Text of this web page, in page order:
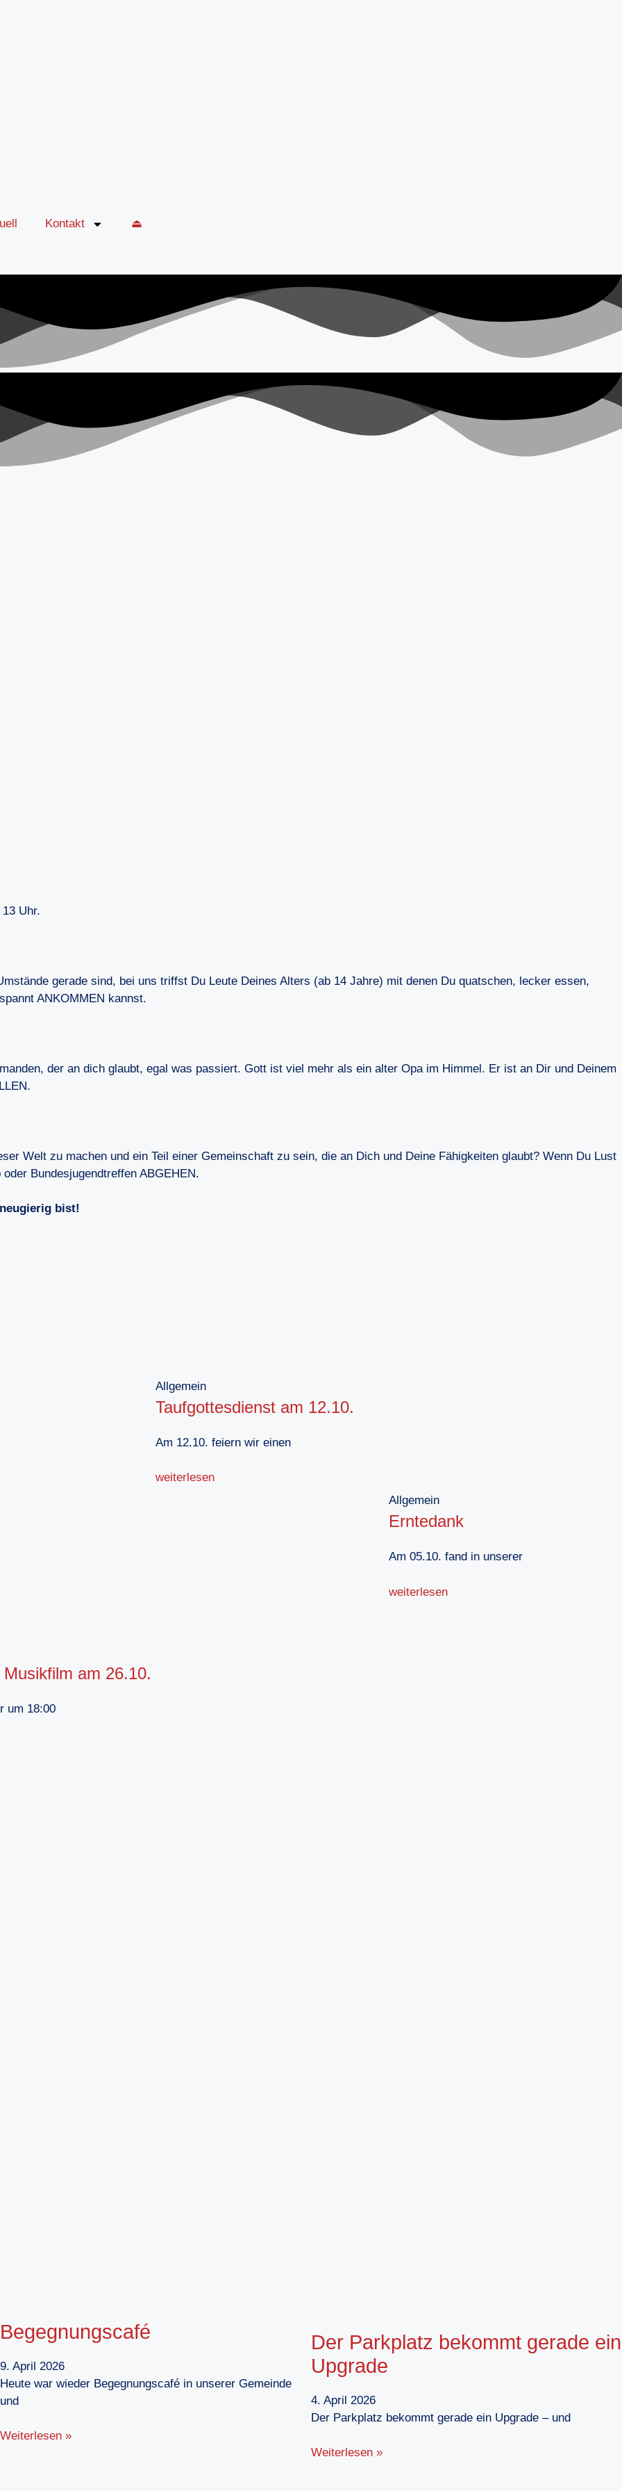
Kontakt ⏏
Uhr.
gerade sind, bei uns triffst Du Leute Deines Alters (ab 14 Jahre) mit denen Du quatschen, lecker essen,
ANKOMMEN kannst.
der an dich glaubt, egal was passiert. Gott ist viel mehr als ein alter Opa im Himmel. Er ist an Dir und Deinem
Welt zu machen und ein Teil einer Gemeinschaft zu sein, die an Dich und Deine Fähigkeiten glaubt? Wenn Du Lust
Bundesjugendtreffen ABGEHEN.
bist!
am 26.10.
um 18:00
Allgemein
Taufgottesdienst am 12.10.
Am 12.10. feiern wir einen
weiterlesen
Allgemein
Erntedank
Am 05.10. fand in unserer
weiterlesen
Begegnungscafé
9. April 2026
Heute war wieder Begegnungscafé in unserer Gemeinde
und
Weiterlesen »
Der Parkplatz bekommt gerade ein
Upgrade
4. April 2026
Der Parkplatz bekommt gerade ein Upgrade – und
Weiterlesen »